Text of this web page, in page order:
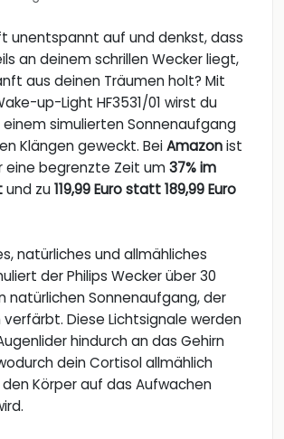
unentspannt auf und denkst, dass
an deinem schrillen Wecker liegt,
aus deinen Träumen holt? Mit
up-Light HF3531/01 wirst du
simulierten Sonnenaufgang
Klängen geweckt. BeiAmazonist
eine begrenzte Zeit um37% im
und zu119,99 Euro statt 189,99 Euro
natürliches und allmähliches
der Philips Wecker über 30
natürlichen Sonnenaufgang, der
Diese Lichtsignale werden
hindurch an das Gehirn
dein Cortisol allmählich
Körper auf das Aufwachen